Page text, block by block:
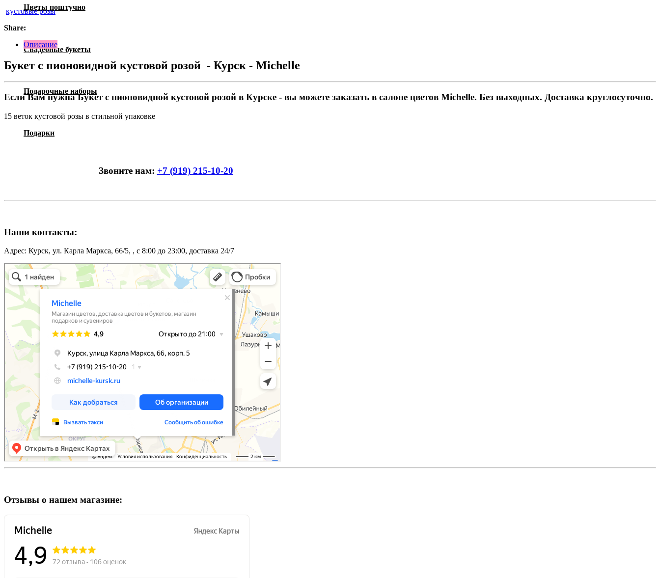
Цветы поштучно
Свадебные букеты
Подарочные наборы
Подарки
кустовые розы
Share:
Описание
Букет с пионовидной кустовой розой - Курск - Michelle
Если Вам нужна Букет с пионовидной кустовой розой в Курске - вы можете заказать в салоне цветов Michelle. Без выходных. Доставка круглосуточно.
15 веток кустовой розы в стильной упаковке
Звоните нам: +7 (919) 215-10-20
Наши контакты:
Адрес: Курск, ул. Карла Маркса, 66/5, , с 8:00 до 23:00, доставка 24/7
Michelle
Магазин цветов в Курске
Доставка цветов и букетов в Курске
Отзывы о нашем магазине: